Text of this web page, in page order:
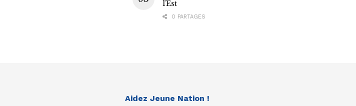
l’Est
0 PARTAGES
Aidez Jeune Nation !